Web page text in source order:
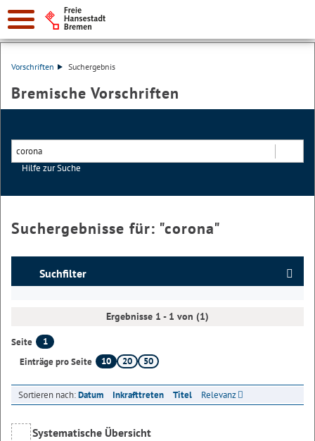
Vorschriften Suchergebnis
Bremische Vorschriften
Hilfe zur Suche
Suchergebnisse für: "corona"
Suchfilter
Ergebnisse 1 - 1 von (1)
Seite
1
Einträge pro Seite
10 20 50
Sortieren nach:Datum Inkrafttreten Titel Relevanz
Systematische Übersicht